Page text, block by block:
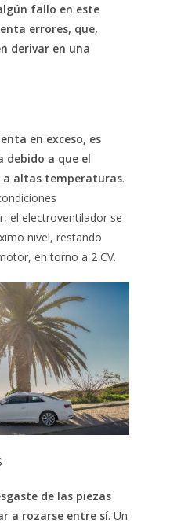
fallo en este
errores, que,
derivar en una
en exceso, es
debido a que el
altas temperaturas.
el electroventilador se
nivel, restando
en torno a 2 CV.
de las piezas
a rozarse entre sí. Un